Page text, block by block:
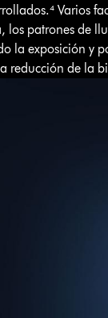
Varios
los patrones de
la exposición y
reducción de la